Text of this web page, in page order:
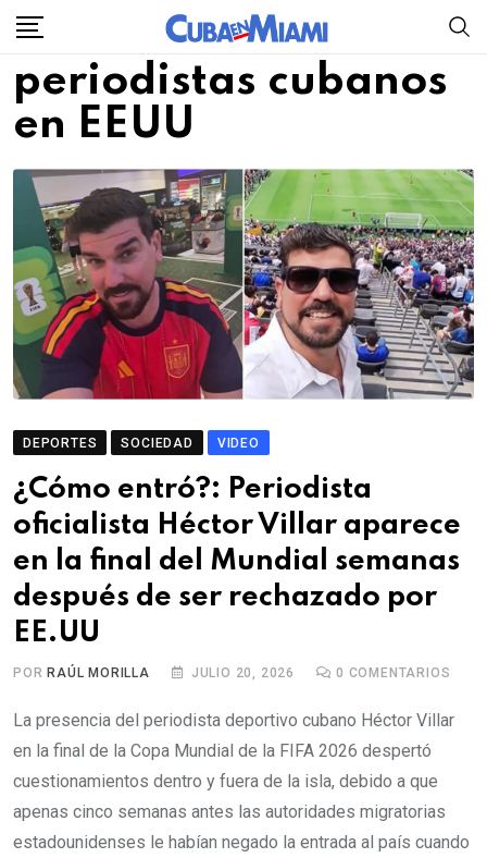
Skip
content
periodistas cubanos
en EEUU
DEPORTES SOCIEDAD VIDEO
¿Cómo entró?: Periodista
oficialista Héctor Villar aparece
en la final del Mundial semanas
después de ser rechazado por
EE.UU
POR RAÚL MORILLA JULIO 20, 2026 0 COMENTARIOS
La presencia del periodista deportivo cubano Héctor Villar
en la final de la Copa Mundial de la FIFA 2026 despertó
cuestionamientos dentro y fuera de la isla, debido a que
apenas cinco semanas antes las autoridades migratorias
estadounidenses le habían negado la entrada al país cuando